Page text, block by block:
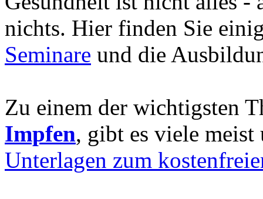
nichts. Hier finden Sie
Seminare und die
Zu einem der wichtigsten
Impfen, gibt es viele
Unterlagen zum